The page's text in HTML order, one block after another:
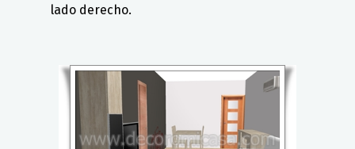
lado derecho.